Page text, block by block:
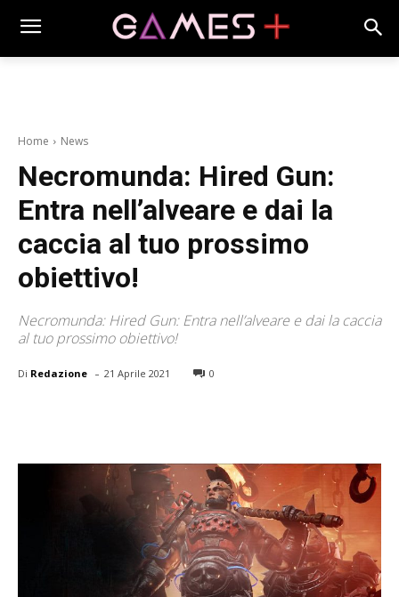
Home News
Necromunda: Hired Gun:
Entra nell’alveare e dai la
caccia al tuo prossimo
obiettivo!
Necromunda: Hired Gun: Entra nell’alveare e dai la caccia
al tuo prossimo obiettivo!
Di Redazione - 21 Aprile 2021 0